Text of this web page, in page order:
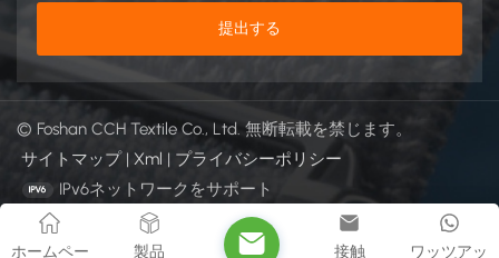
© Foshan CCH Textile Co., Ltd. 無断転載を禁じます。
サイトマップ | Xml | プライバシーポリシー
IPv6ネットワークをサポート
ホームペー 製品 ワッツアッ
接触